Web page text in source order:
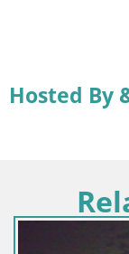
Hosted By